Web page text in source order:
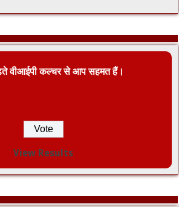
वीआईपी कल्चर से आप सहमत हैं।
View Results